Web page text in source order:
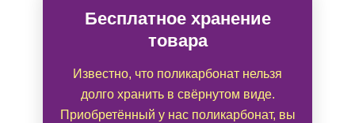
Бесплатное хранение
товара
Известно, что поликарбонат нельзя
долго хранить в свёрнутом виде.
Приобретённый у нас поликарбонат, вы